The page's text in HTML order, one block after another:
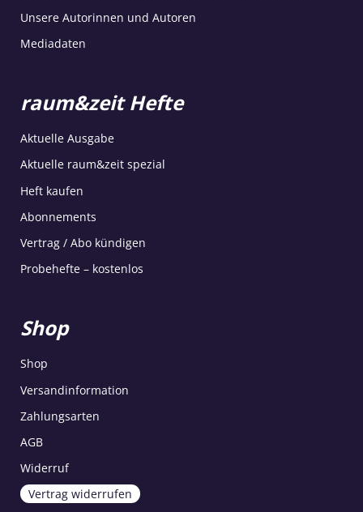
Unsere Autorinnen und Autoren
Mediadaten
raum&zeit Hefte
Aktuelle Ausgabe
Aktuelle raum&zeit spezial
Heft kaufen
Abonnements
Vertrag / Abo kündigen
Probehefte – kostenlos
Shop
Shop
Versandinformation
Zahlungsarten
AGB
Widerruf
Vertrag widerrufen